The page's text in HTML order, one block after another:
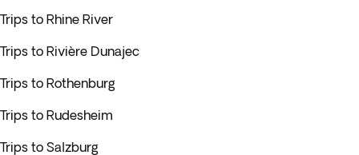
Trips to Rhine River
Trips to Rivière Dunajec
Trips to Rothenburg
Trips to Rudesheim
Trips to Salzburg